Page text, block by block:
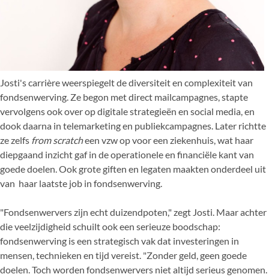
Josti's carrière weerspiegelt de diversiteit en complexiteit van
fondsenwerving. Ze begon met direct mailcampagnes, stapte
vervolgens ook over op digitale strategieën en social media, en
dook daarna in telemarketing en publiekcampagnes. Later richtte
ze zelfs from scratcheen vzw op voor een ziekenhuis, wat haar
diepgaand inzicht gaf in de operationele en financiële kant van
goede doelen. Ook grote giften en legaten maakten onderdeel uit
van haar laatste job in fondsenwerving.
"Fondsenwervers zijn echt duizendpoten," zegt Josti. Maar achter
die veelzijdigheid schuilt ook een serieuze boodschap:
fondsenwerving is een strategisch vak dat investeringen in
mensen, technieken en tijd vereist. "Zonder geld, geen goede
doelen. Toch worden fondsenwervers niet altijd serieus genomen.